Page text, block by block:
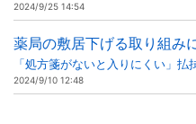
2024/9/25 14:54
薬局の敷居下げる取り組み
「処方箋がないと入りにくい」払
2024/9/10 12:48